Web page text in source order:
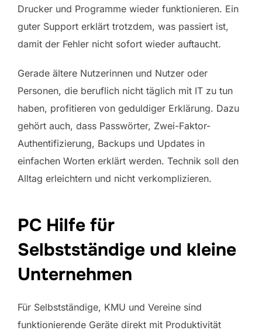
Drucker und Programme wieder funktionieren. Ein
guter Support erklärt trotzdem, was passiert ist,
damit der Fehler nicht sofort wieder auftaucht.
Gerade ältere Nutzerinnen und Nutzer oder
Personen, die beruflich nicht täglich mit IT zu tun
haben, profitieren von geduldiger Erklärung. Dazu
gehört auch, dass Passwörter, Zwei-Faktor-
Authentifizierung, Backups und Updates in
einfachen Worten erklärt werden. Technik soll den
Alltag erleichtern und nicht verkomplizieren.
PC Hilfe für
Selbstständige und kleine
Unternehmen
Für Selbstständige, KMU und Vereine sind
funktionierende Geräte direkt mit Produktivität